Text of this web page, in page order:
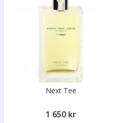
Next Tee
1 650 kr